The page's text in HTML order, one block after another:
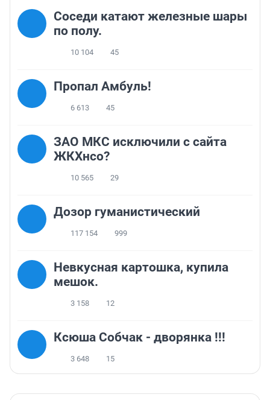
Соседи катают железные шары
по полу.
10 104 45
Пропал Амбуль!
6 613 45
ЗАО МКС исключили с сайта
ЖКХнсо?
10 565 29
Дозор гуманистический
117 154 999
Невкусная картошка, купила
мешок.
3 158 12
Ксюша Собчак - дворянка !!!
3 648 15